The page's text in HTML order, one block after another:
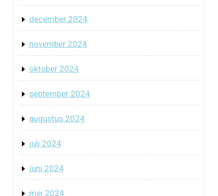
december 2024
november 2024
oktober 2024
september 2024
augustus 2024
juli 2024
juni 2024
mei 2024